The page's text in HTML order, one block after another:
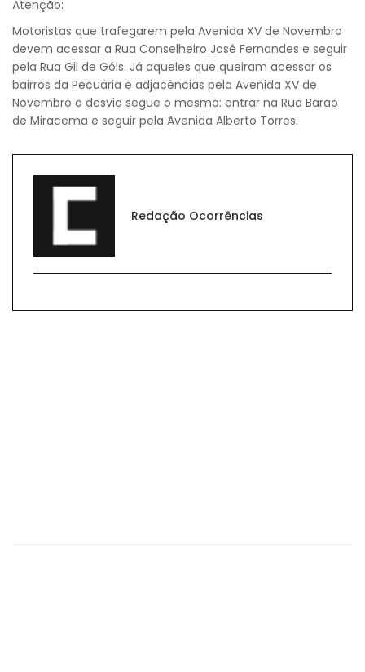
Atenção:
Motoristas que trafegarem pela Avenida XV de Novembro
devem acessar a Rua Conselheiro José Fernandes e seguir
pela Rua Gil de Góis. Já aqueles que queiram acessar os
bairros da Pecuária e adjacências pela Avenida XV de
Novembro o desvio segue o mesmo: entrar na Rua Barão
de Miracema e seguir pela Avenida Alberto Torres.
Redação Ocorrências